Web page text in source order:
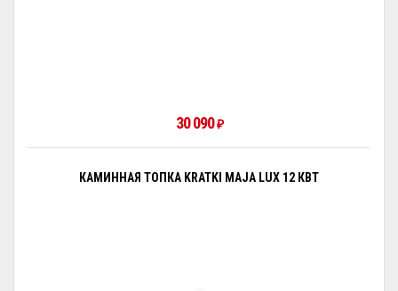
30 090₽
КАМИННАЯ ТОПКА KRATKI MAJA LUX 12 КВТ